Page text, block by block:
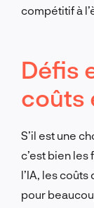
compétitif à
Défis
coûts
S’il est une
c’est bien
l’IA, les
pour